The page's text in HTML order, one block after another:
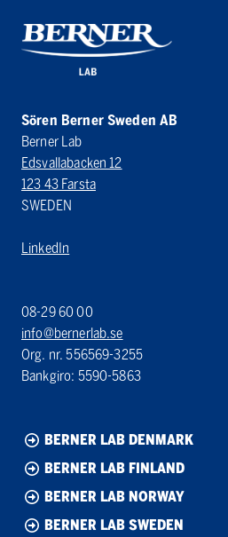
Sören Berner Sweden AB
Berner Lab
Edsvallabacken 12
123 43 Farsta
SWEDEN
LinkedIn
08-29 60 00
info@bernerlab.se
Org. nr. 556569-3255
Bankgiro: 5590-5863
BERNER LAB DENMARK
BERNER LAB FINLAND
BERNER LAB NORWAY
BERNER LAB SWEDEN